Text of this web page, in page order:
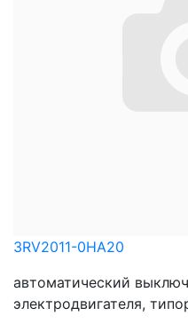
3RV2011-0HA20
автоматический
электродвигателя,